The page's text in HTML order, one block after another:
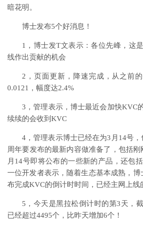
暗花明。
博士发布5个好消息！
1，博士发T文表示：各位先峰，这
线作出贡献的机会
2，页面更新，降速完成，从之前
0.0121，幅度达2.4%
3，管理表示，博士最近会加快KVC
续续的会收到KVC
4，管理表示博士已经在为3月14号，
周年要发布的最新内容做准备了，包括
月14号即将公布的一些新的产品，还包
一位开发者表示，随着生态基本成熟，博
布完成KVC的倒计时时间，已经主网上线
5，今天是黑拉松倒计时的第3天，
已经超过4495个，比昨天增加6个！